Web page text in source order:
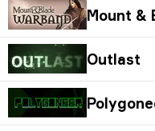
Mount &
Outlast